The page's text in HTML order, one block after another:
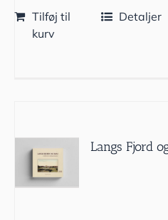
Tilføj til
kurv
Detaljer
Langs Fjord